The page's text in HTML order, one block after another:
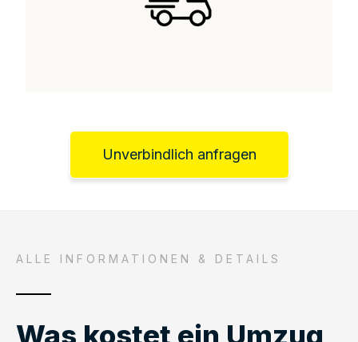
Unverbindlich anfragen
ALLE INFORMATIONEN & DETAILS
Was kostet ein Umzug